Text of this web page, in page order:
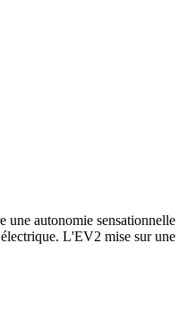
une autonomie sensationnelle
L'EV2 mise sur une